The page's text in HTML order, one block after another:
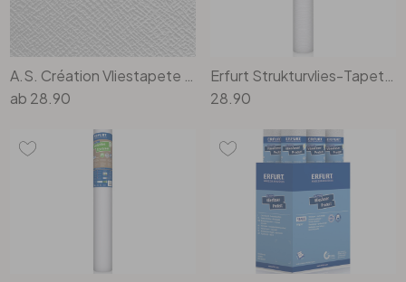
A.S. Création Vliestapete Meistervlies Strukturtapete Uni überstreichbar weiss
ab 28.90
Erfurt Strukturvlies-Tapete Premium 502
28.90